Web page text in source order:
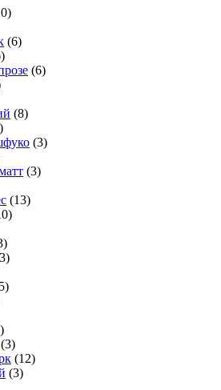
(6)
(6)
(8)
(3)
(3)
(13)
(3)
(12)
(3)